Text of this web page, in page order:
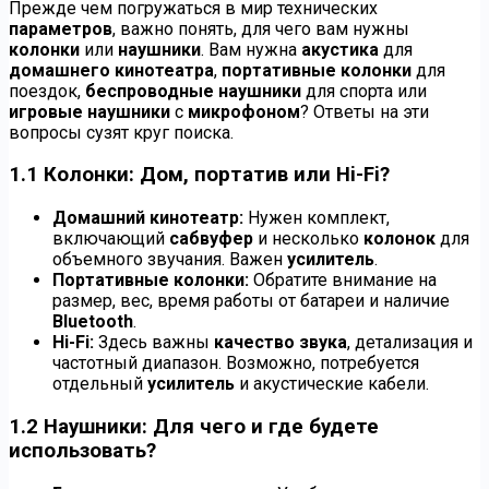
Прежде чем погружаться в мир технических
параметров, важно понять, для чего вам нужны
колонки или наушники. Вам нужна акустика для
домашнего кинотеатра, портативные колонки для
поездок, беспроводные наушники для спорта или
игровые наушники с микрофоном? Ответы на эти
вопросы сузят круг поиска.
1.1 Колонки: Дом, портатив или Hi-Fi?
Домашний кинотеатр: Нужен комплект,
включающий сабвуфер и несколько колонок для
объемного звучания. Важен усилитель.
Портативные колонки: Обратите внимание на
размер, вес, время работы от батареи и наличие
Bluetooth.
Hi-Fi: Здесь важны качество звука, детализация и
частотный диапазон. Возможно, потребуется
отдельный усилитель и акустические кабели.
1.2 Наушники: Для чего и где будете
использовать?